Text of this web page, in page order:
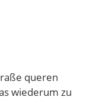
queren
wiederum zu